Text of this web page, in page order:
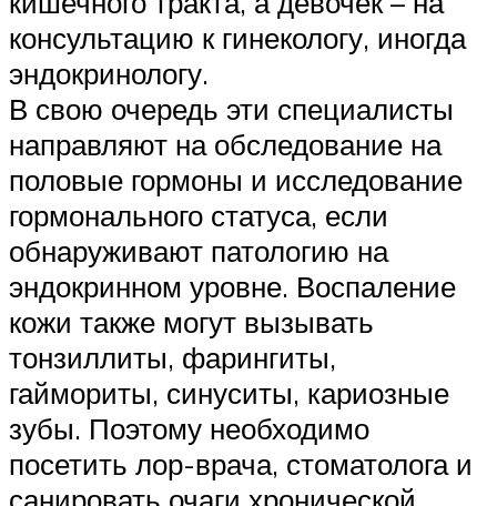
консультацию к гинекологу, иногда
эндокринологу.
В свою очередь эти специалисты
направляют на обследование на
половые гормоны и исследование
гормонального статуса, если
обнаруживают патологию на
эндокринном уровне. Воспаление
кожи также могут вызывать
тонзиллиты, фарингиты,
гаймориты, синуситы, кариозные
зубы. Поэтому необходимо
посетить лор-врача, стоматолога и